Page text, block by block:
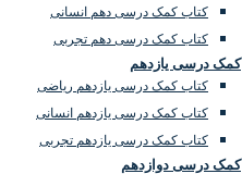
کتاب کمک درسی دهم انسانی
کتاب کمک درسی دهم تجربی
کمک درسی یازدهم
کتاب کمک درسی یازدهم ریاضی
کتاب کمک درسی یازدهم انسانی
کتاب کمک درسی یازدهم تجربی
کمک درسی دوازدهم